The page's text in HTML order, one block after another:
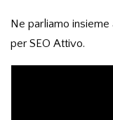
Ne parliamo
per SEO Attivo.